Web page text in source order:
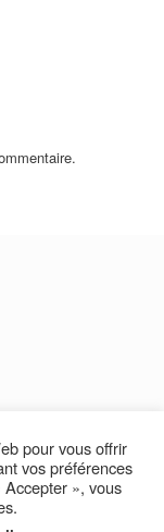
pour vous offrir
vos préférences
», vous